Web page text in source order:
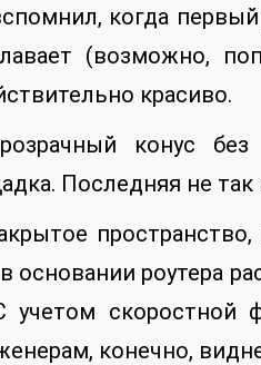
когда
(возможно,
красиво.
конус без
Последняя не так
основании роутера
учетом скоростной
конечно,